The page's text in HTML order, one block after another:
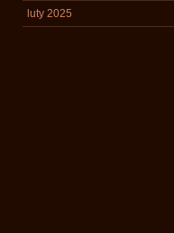
luty 2025